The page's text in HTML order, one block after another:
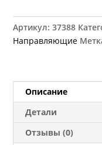
Plus
Артикул:37388
Направляющие
Описание
Детали
Отзывы (0)